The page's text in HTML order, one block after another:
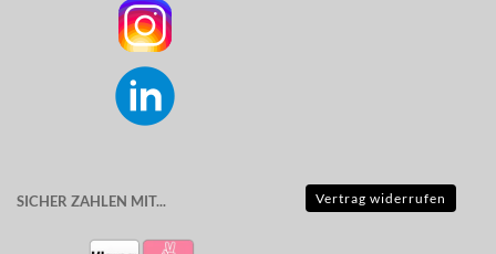
SICHER ZAHLEN MIT... Vertrag widerrufen